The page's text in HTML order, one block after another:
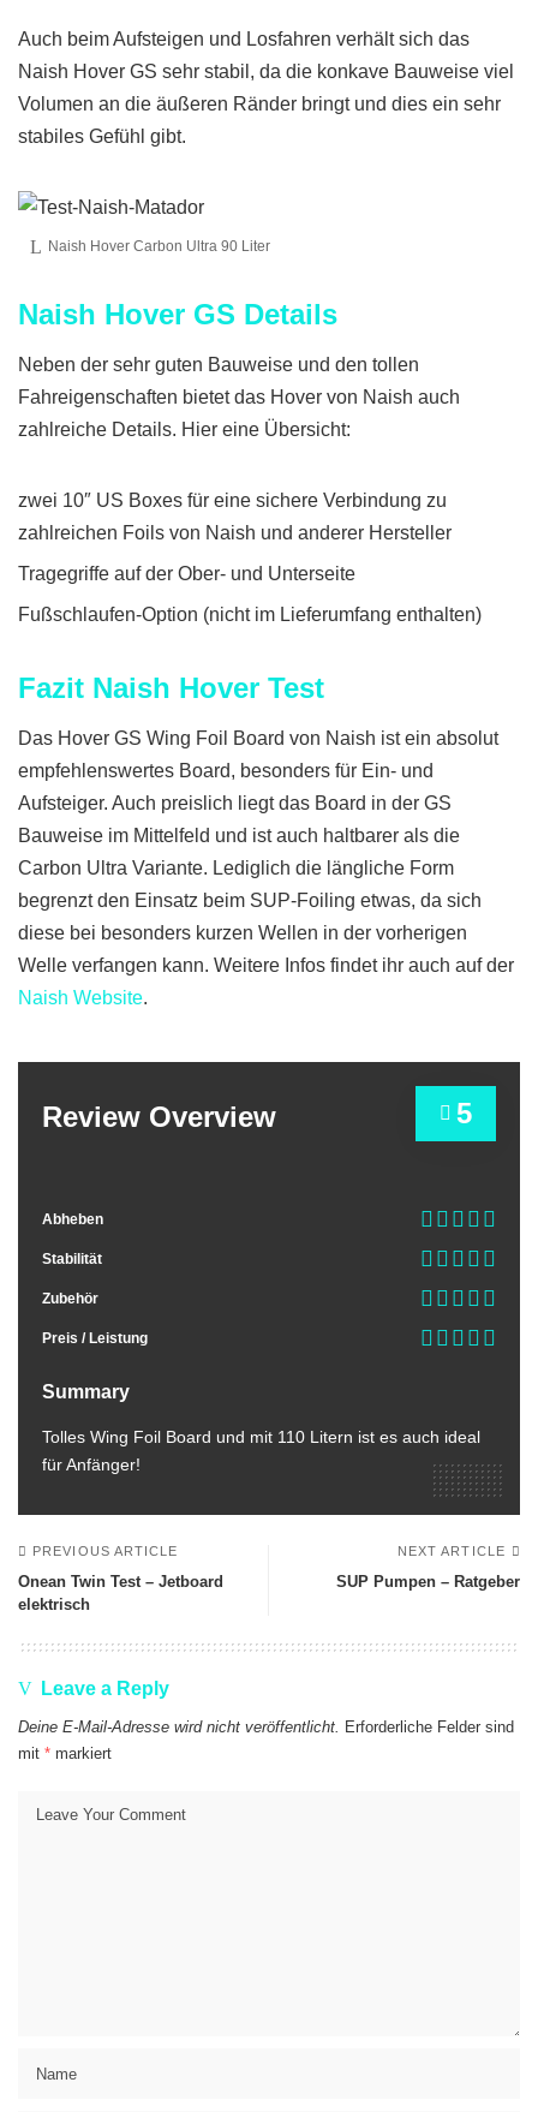
Auch beim Aufsteigen und Losfahren verhält sich das
Naish Hover GS sehr stabil, da die konkave Bauweise viel
Volumen an die äußeren Ränder bringt und dies ein sehr
stabiles Gefühl gibt.
Naish Hover Carbon Ultra 90 Liter
Naish Hover GS Details
Neben der sehr guten Bauweise und den tollen
Fahreigenschaften bietet das Hover von Naish auch
zahlreiche Details. Hier eine Übersicht:
zwei 10″ US Boxes für eine sichere Verbindung zu
zahlreichen Foils von Naish und anderer Hersteller
Tragegriffe auf der Ober- und Unterseite
Fußschlaufen-Option (nicht im Lieferumfang enthalten)
Fazit Naish Hover Test
Das Hover GS Wing Foil Board von Naish ist ein absolut
empfehlenswertes Board, besonders für Ein- und
Aufsteiger. Auch preislich liegt das Board in der GS
Bauweise im Mittelfeld und ist auch haltbarer als die
Carbon Ultra Variante. Lediglich die längliche Form
begrenzt den Einsatz beim SUP-Foiling etwas, da sich
diese bei besonders kurzen Wellen in der vorherigen
Welle verfangen kann. Weitere Infos findet ihr auch auf der
Naish Website.
Review Overview 5
Abheben
Stabilität
Zubehör
Preis / Leistung
Summary
Tolles Wing Foil Board und mit 110 Litern ist es auch ideal
für Anfänger!
PREVIOUS ARTICLE
Onean Twin Test – Jetboard
elektrisch
NEXT ARTICLE
SUP Pumpen – Ratgeber
Leave a Reply
Deine E-Mail-Adresse wird nicht veröffentlicht. Erforderliche Felder sind
mit * markiert